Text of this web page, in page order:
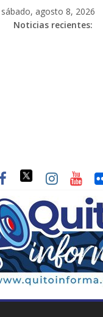
sábado, agosto 8, 2026
Noticias recientes: